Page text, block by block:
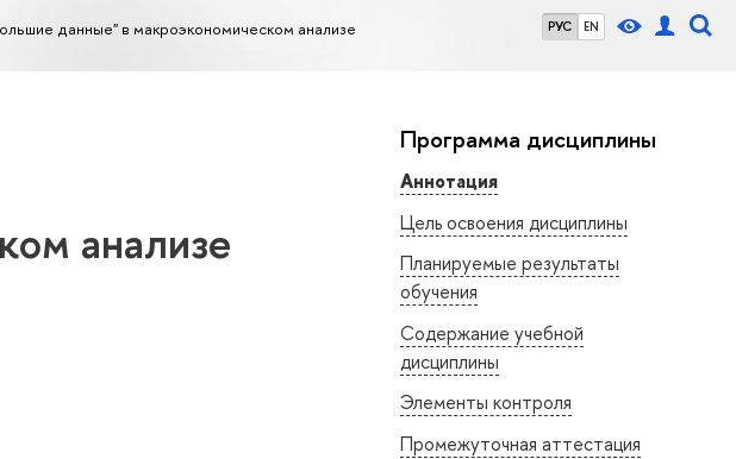
РУС EN
данные" в макроэкономическом анализе
Программа дисциплины
Аннотация
Цель освоения дисциплины
Планируемые результаты
обучения
Содержание учебной
дисциплины
Элементы контроля
Промежуточная аттестация
анализе